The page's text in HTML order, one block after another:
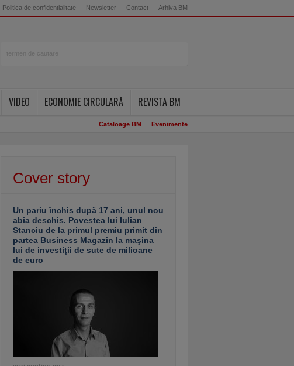
Politica de confidentialitate Newsletter Contact Arhiva BM
VIDEO ECONOMIE CIRCULARĂ REVISTA BM
Cataloage BM Evenimente
Cover story
Un pariu închis după 17 ani, unul nou
abia deschis. Povestea lui Iulian
Stanciu de la primul premiu primit din
partea Business Magazin la maşina
lui de investiţii de sute de milioane
de euro